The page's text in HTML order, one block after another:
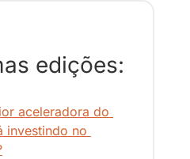
edições:
aceleradora do
investindo no